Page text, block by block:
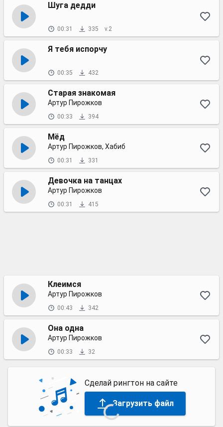
Шуга дедди
00:31 335 v.2
Я тебя испорчу
00:35 432
Старая знакомая
Артур Пирожков
00:33 394
Мёд
Артур Пирожков, Хабиб
00:31 331
Девочка на танцах
Артур Пирожков
00:31 415
Клеимся
Артур Пирожков
00:43 342
Она одна
Артур Пирожков
00:33 32
Сделай рингтон на сайте
Загрузить файл